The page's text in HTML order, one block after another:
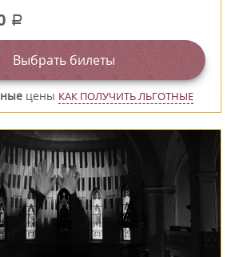
a
Выбрать билеты
цены КАК ПОЛУЧИТЬ ЛЬГОТНЫЕ